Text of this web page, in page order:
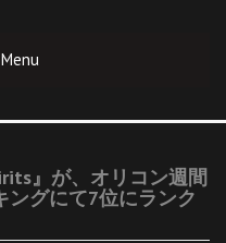
』が、オリコン週間
ングにて7位にランク